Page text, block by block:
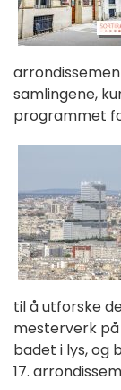
samlingene,
programmet
til å utforske
mesterverk
badet i lys, og
17.